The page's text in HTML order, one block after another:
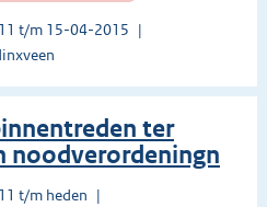
t/m 15-04-2015
ter
noodverordeningn
t/m heden